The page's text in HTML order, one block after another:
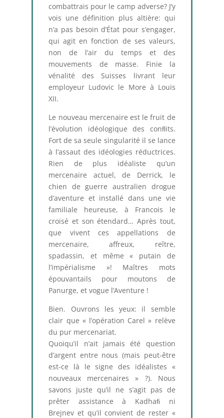
combattrais pour le camp adverse? J’y
vois une définition plus altière: qui
n’a pas besoin d’État pour s’engager,
qui agit en fonction de ses valeurs,
non de l’air du temps et des
mouvements de masse. Finie la
vénalité des Suisses livrant leur
employeur Ludovic le More à Louis
XII.
Le nouveau mercenaire est le fruit de
l’évolution idéologique des conﬂits.
Fort de sa seule singularité il se lance
à l’assaut des idéologies réductrices.
Rien de plus idéaliste qu’un
mercenaire actuel, de Derrick, le
chien de guerre australien drogue
d’aventure et installé dans une vie
familiale heureuse, à Francois le
croisé et son étendard… Après tout,
que vivent ces appellations de
mercenaire, affreux, reître,
spadassin, et même « putain de
l’impérialisme »! Maîtres mots
épouvantails pour moutons de
Panurge, et vogue l’Aventure !
Bien. Ouvrons les yeux: il semble
clair que « l’opération Carel » relève
du pur mercenariat.
Quoiqu’il n’ait jamais été question
d’argent entre nous (mais peut-être
est-ce là le signe des idéalistes «
nouveaux mercenaires » ?). Nous
savons juste qu’il ne s’agit pas de
prêter assistance à Kadhaﬁ ni
Brejnev et qu’il convient de rester «